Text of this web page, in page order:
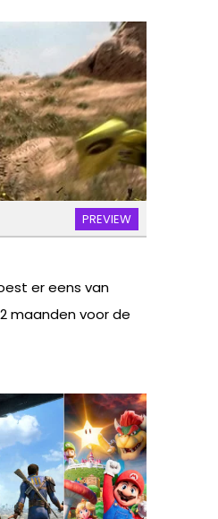
PREVIEW
er eens van
maanden voor de